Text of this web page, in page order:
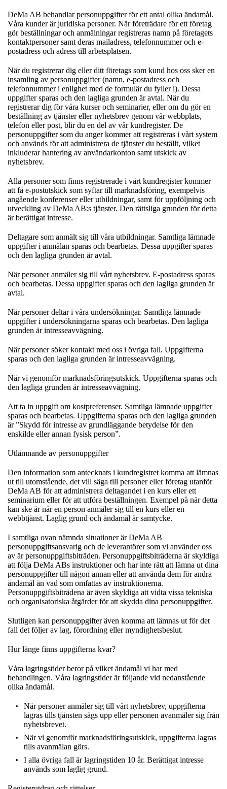
DeMa AB behandlar personuppgifter för ett antal olika ändamål.
Våra kunder är juridiska personer. När företrädare för ett företag
gör beställningar och anmälningar registreras namn på företagets
kontaktpersoner samt deras mailadress, telefonnummer och e-
postadress och adress till arbetsplatsen.
När du registrerar dig eller ditt företags som kund hos oss sker en
insamling av personuppgifter (namn, e-postadress och
telefonnummer i enlighet med de formulär du fyller i). Dessa
uppgifter sparas och den lagliga grunden är avtal. När du
registrerar dig för våra kurser och seminarier, eller om du gör en
beställning av tjänster eller nyhetsbrev genom vår webbplats,
telefon eller post, blir du en del av vår kundregister. De
personuppgifter som du anger kommer att registreras i vårt system
och används för att administrera de tjänster du beställt, vilket
inkluderar hantering av användarkonton samt utskick av
nyhetsbrev.
Alla personer som finns registrerade i vårt kundregister kommer
att få e-postutskick som syftar till marknadsföring, exempelvis
angående konferenser eller utbildningar, samt för uppföljning och
utveckling av DeMa AB:s tjänster. Den rättsliga grunden för detta
är berättigat intresse.
Deltagare som anmält sig till våra utbildningar. Samtliga lämnade
uppgifter i anmälan sparas och bearbetas. Dessa uppgifter sparas
och den lagliga grunden är avtal.
När personer anmäler sig till vårt nyhetsbrev. E-postadress sparas
och bearbetas. Dessa uppgifter sparas och den lagliga grunden är
avtal.
När personer deltar i våra undersökningar. Samtliga lämnade
uppgifter i undersökningarna sparas och bearbetas. Den lagliga
grunden är intresseavvägning.
När personer söker kontakt med oss i övriga fall. Uppgifterna
sparas och den lagliga grunden är intresseavvägning.
När vi genomför marknadsföringsutskick. Uppgifterna sparas och
den lagliga grunden är intresseavvägning.
Att ta in uppgift om kostpreferenser. Samtliga lämnade uppgifter
sparas och bearbetas. Uppgifterna sparas och den lagliga grunden
är ”Skydd för intresse av grundläggande betydelse för den
enskilde eller annan fysisk person”.
Utlämnande av personuppgifter
Den information som antecknats i kundregistret komma att lämnas
ut till utomstående, det vill säga till personer eller företag utanför
DeMa AB för att administrera deltagandet i en kurs eller ett
seminarium eller för att utföra beställningen. Exempel på när detta
kan ske är när en person anmäler sig till en kurs eller en
webbtjänst. Laglig grund och ändamål är samtycke.
I samtliga ovan nämnda situationer är DeMa AB
personuppgiftsansvarig och de leverantörer som vi använder oss
av är personuppgiftsbiträden. Personuppgiftsbiträderna är skyldiga
att följa DeMa ABs instruktioner och har inte rätt att lämna ut dina
personuppgifter till någon annan eller att använda dem för andra
ändamål än vad som omfattas av instruktionerna.
Personuppgiftsbiträdena är även skyldiga att vidta vissa tekniska
och organisatoriska åtgärder för att skydda dina personuppgifter.
Slutligen kan personuppgifter även komma att lämnas ut för det
fall det följer av lag, förordning eller myndighetsbeslut.
Hur länge finns uppgifterna kvar?
Våra lagringstider beror på vilket ändamål vi har med
behandlingen. Våra lagringstider är följande vid nedanstående
olika ändamål.
När personer anmäler sig till vårt nyhetsbrev, uppgifterna
lagras tills tjänsten sägs upp eller personen avanmäler sig från
nyhetsbrevet.
När vi genomför marknadsföringsutskick, uppgifterna lagras
tills avanmälan görs.
I alla övriga fall är lagringstiden 10 år. Berättigat intresse
används som laglig grund.